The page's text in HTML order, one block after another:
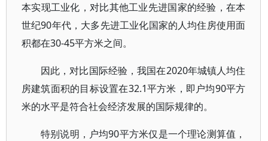
本实现工业化，对比其他工业先进国家的经验，在本
世纪90年代，大多先进工业化国家的人均住房使用面
积都在30-45平方米之间。
因此，对比国际经验，我国在2020年城镇人均住
房建筑面积的目标设置在32.1平方米，即户均90平方
米的水平是符合社会经济发展的国际规律的。
特别说明，户均90平方米仅是一个理论测算值，